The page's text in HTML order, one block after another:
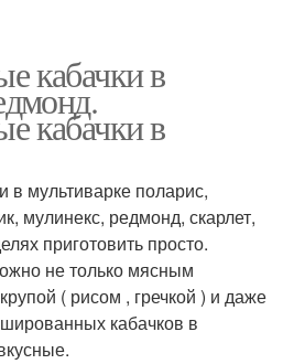
кабачки в
кабачки в
мультиварке поларис,
мулинекс, редмонд, скарлет,
приготовить просто.
не только мясным
( рисом , гречкой ) и даже
кабачков в